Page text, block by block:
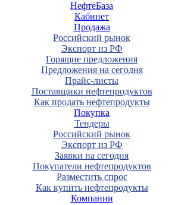
НефтеБаза
Кабинет
Продажа
Российский рынок
Экспорт из РФ
Горящие предложения
Предложения на сегодня
Прайс-листы
Поставщики нефтепродуктов
Как продать нефтепродукты
Покупка
Тендеры
Российский рынок
Экспорт из РФ
Заявки на сегодня
Покупатели нефтепродуктов
Разместить спрос
Как купить нефтепродукты
Компании